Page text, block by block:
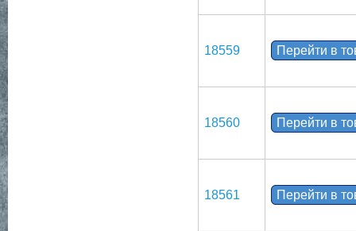
18559 Перейти в
18560 Перейти в
18561 Перейти в